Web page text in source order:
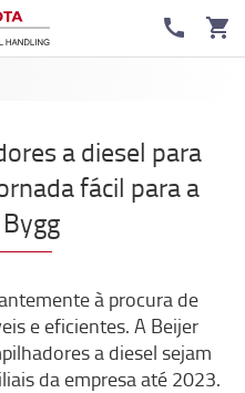
a diesel para
fácil para a
à procura de
e eficientes. A Beijer
a diesel sejam
da empresa até 2023.